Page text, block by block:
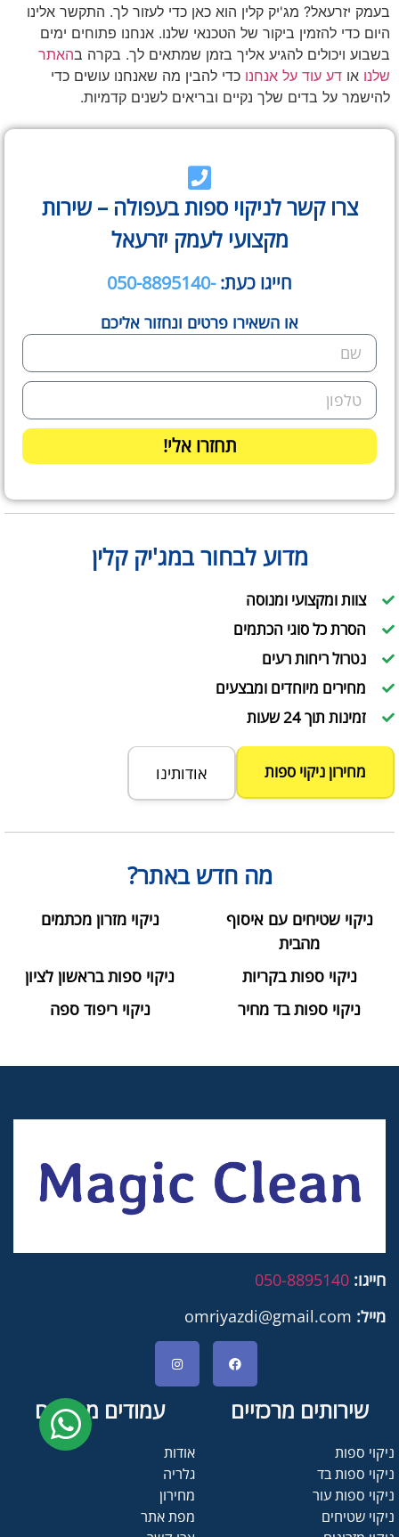
בעמק יזרעאל? מג'יק קלין הוא כאן כדי לעזור לך. התקשר אלינו
היום כדי להזמין ביקור של הטכנאי שלנו. אנחנו פתוחים ימים
בשבוע ויכולים להגיע אליך בזמן שמתאים לך. בקרה בהאתר
שלנואו דע עוד על אנחנוכדי להבין מה שאנחנו עושים כדי
להישמר על בדים שלך נקיים ובריאים לשנים קדמיות.
צרו קשר לניקוי ספות בעפולה – שירות
מקצועי לעמק יזרעאל
חייגו כעת:-050-8895140
או השאירו פרטים ונחזור אליכם
תחזרו אלי!
מדוע לבחור במג'יק קלין
צוות ומקצועי ומנוסה
הסרת כל סוגי הכתמים
נטרול ריחות רעים
מחירים מיוחדים ומבצעים
זמינות תוך 24 שעות
מחירון ניקוי ספות אודותינו
מה חדש באתר?
ניקוי שטיחים עם איסוף
מהבית
ניקוי מזרון מכתמים
ניקוי ספות בקריות
ניקוי ספות בראשון לציון
ניקוי ספות בד מחיר
ניקוי ריפוד ספה
חייגו: 050-8895140
מייל:omriyazdi@gmail.com
שירותים מרכזיים
ניקוי ספות
ניקוי ספות בד
ניקוי ספות עור
ניקוי שטיחים
עמודים מרכזיים
אודות
גלריה
מחירון
מפת אתר